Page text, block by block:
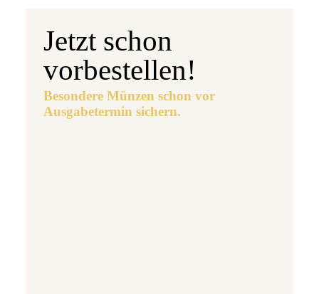
Jetzt schon
vorbestellen!
Besondere Münzen schon vor
Ausgabetermin sichern.